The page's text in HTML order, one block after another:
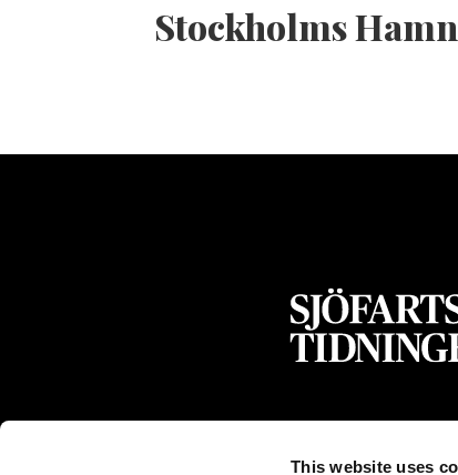
This website uses
Stockholms